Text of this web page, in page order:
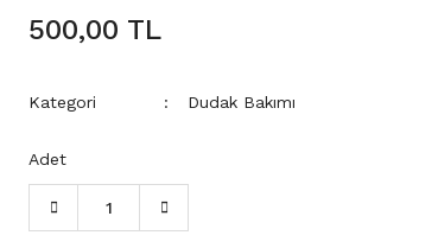
500,00 TL
Kategori Dudak Bakımı
Adet